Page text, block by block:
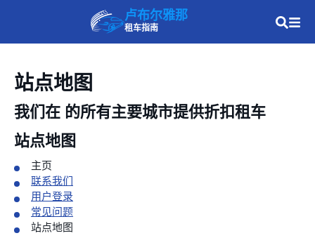
卢布尔雅那
租车指南
站点地图
我们在 的所有主要城市提供折扣租车
站点地图
主页
联系我们
用户登录
常见问题
站点地图